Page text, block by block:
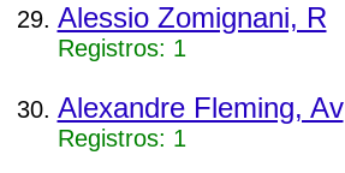
Alessio Zomignani, R
Registros: 1
Alexandre Fleming, Av
Registros: 1